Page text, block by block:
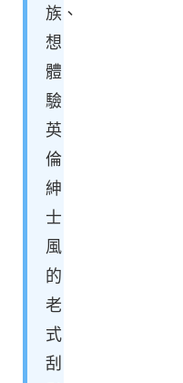
族、
想
體
驗
英
倫
紳
士
風
的
老
式
刮